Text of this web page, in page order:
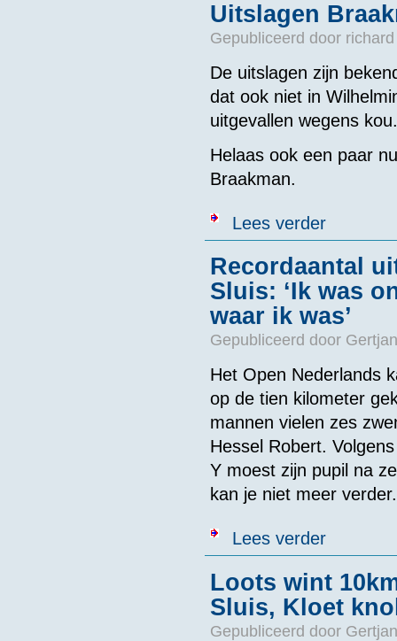
Uitslagen
Gepubliceerd door
De uitslagen zijn
dat ook niet in
uitgevallen wegens
Helaas ook een paar
Braakman.
Lees verderover
Recordaantal
Sluis: ‘Ik was
waar ik was’
Gepubliceerd door
Het Open Nederlands
op de tien kilometer
mannen vielen zes
Hessel Robert.
Y moest zijn pupil na
kan je niet meer
Lees verderover
Loots wint
Sluis, Kloet
Gepubliceerd door